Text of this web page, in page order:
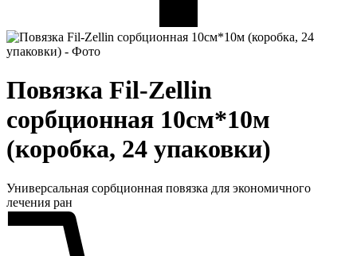
Повязка Fil-Zellin
сорбционная 10см*10м
(коробка, 24 упаковки)
Универсальная сорбционная повязка для экономичного
лечения ран